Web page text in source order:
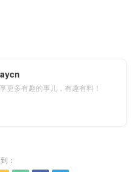
更多有趣的事儿，有趣有料！
：